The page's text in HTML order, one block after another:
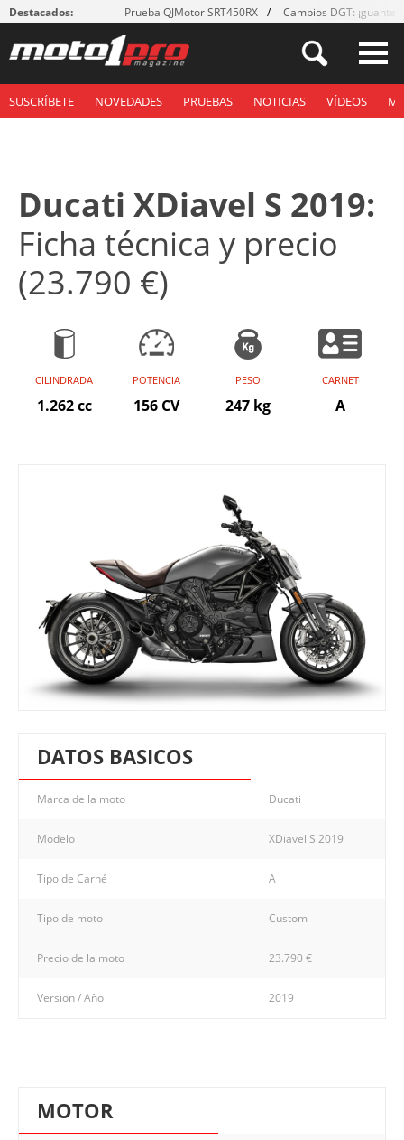
Destacados: Prueba QJMotor SRT450RX Cambios DGT: ¡guantes!
SUSCRÍBETE NOVEDADES PRUEBAS NOTICIAS VÍDEOS
Ducati XDiavel S 2019:
Ficha técnica y precio
(23.790 €)
CILINDRADA
1.262 cc
POTENCIA
156 CV
PESO
247 kg
CARNET
A
DATOS BASICOS
Marca de la moto Ducati
Modelo XDiavel S 2019
Tipo de Carné A
Tipo de moto Custom
Precio de la moto 23.790 €
Version / Año 2019
MOTOR